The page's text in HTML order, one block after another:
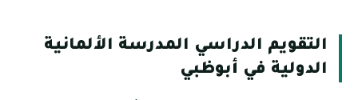
التقويم الدراسي المدرسة الألمانية
الدولية في أبوظبي